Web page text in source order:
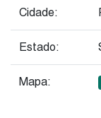
Cidade:
Estado:
Mapa: